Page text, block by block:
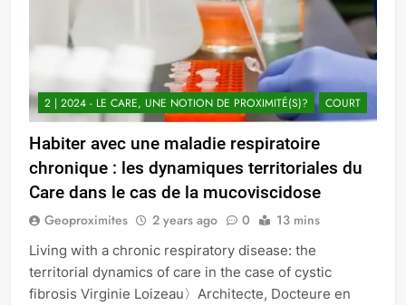
2 | 2024 - LE CARE, UNE NOTION DE PROXIMITÉ(S)? COURT
Habiter avec une maladie respiratoire
chronique : les dynamiques territoriales du
Care dans le cas de la mucoviscidose
Geoproximites 2 years ago 0 13 mins
Living with a chronic respiratory disease: the
territorial dynamics of care in the case of cystic
fibrosis Virginie Loizeau〉Architecte, Docteure en